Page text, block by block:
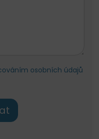
osobních údajů